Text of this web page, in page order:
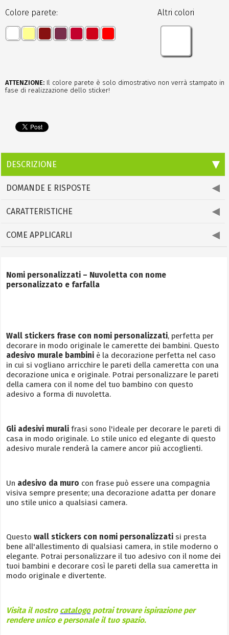
Colore parete: Altri colori
ATTENZIONE: Il colore parete è solo dimostrativo non verrà stampato in
fase di realizzazione dello sticker!
DESCRIZIONE
DOMANDE E RISPOSTE
CARATTERISTICHE
COME APPLICARLI
Nomi personalizzati – Nuvoletta con nome
personalizzato e farfalla
Wall stickers frase con nomi personalizzati, perfetta per
decorare in modo originale le camerette dei bambini. Questo
adesivo murale bambini è la decorazione perfetta nel caso
in cui si vogliano arricchire le pareti della cameretta con una
decorazione unica e originale. Potrai personalizzare le pareti
della camera con il nome del tuo bambino con questo
adesivo a forma di nuvoletta.
Gli adesivi murali frasi sono l'ideale per decorare le pareti di
casa in modo originale. Lo stile unico ed elegante di questo
adesivo murale renderà la camere ancor più accoglienti.
Un adesivo da muro con frase può essere una compagnia
visiva sempre presente; una decorazione adatta per donare
uno stile unico a qualsiasi camera.
Questowall stickers con nomi personalizzati si presta
bene all'allestimento di qualsiasi camera, in stile moderno o
elegante. Potrai personalizzare il tuo adesivo con il nome dei
tuoi bambini e decorare così le pareti della sua cameretta in
modo originale e divertente.
Visita il nostro catalogo potrai trovare ispirazione per
rendere unico e personale il tuo spazio.